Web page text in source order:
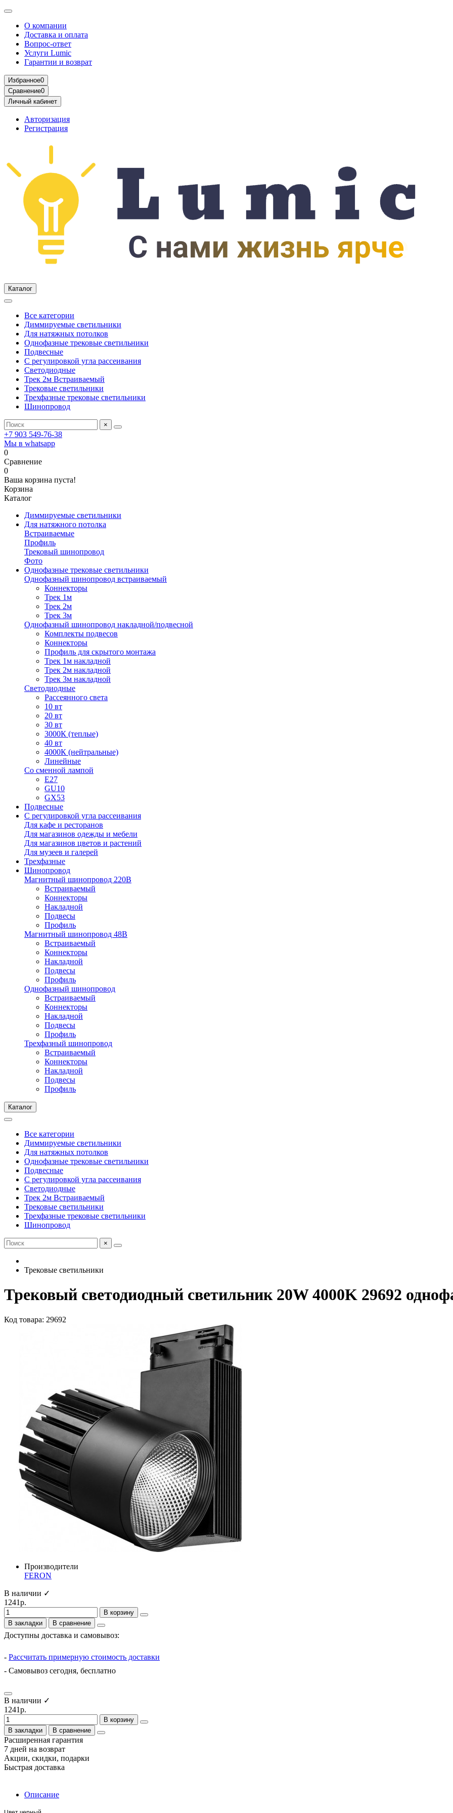
О компании
Доставка и оплата
Вопрос-ответ
Услуги Lumic
Гарантии и возврат
Избранное0
Сравнение0
Личный кабинет
Авторизация
Регистрация
Каталог
Все категории
Диммируемые светильники
Для натяжных потолков
Однофазные трековые светильники
Подвесные
С регулировкой угла рассеивания
Светодиодные
Трек 2м Встраиваемый
Трековые светильники
Трехфазные трековые светильники
Шинопровод
×
+7 903 549-76-38
Мы в whatsapp
0
Сравнение
0
Ваша корзина пуста!
Корзина
Каталог
Диммируемые светильники
Для натяжного потолка
Встраиваемые
Профиль
Трековый шинопровод
Фото
Однофазные трековые светильники
Однофазный шинопровод встраиваемый
Коннекторы
Трек 1м
Трек 2м
Трек 3м
Однофазный шинопровод накладной/подвесной
Комплекты подвесов
Коннекторы
Профиль для скрытого монтажа
Трек 1м накладной
Трек 2м накладной
Трек 3м накладной
Светодиодные
Рассеянного света
10 вт
20 вт
30 вт
3000К (теплые)
40 вт
4000К (нейтральные)
Линейные
Со сменной лампой
E27
GU10
GX53
Подвесные
С регулировкой угла рассеивания
Для кафе и ресторанов
Для магазинов одежды и мебели
Для магазинов цветов и растений
Для музеев и галерей
Трехфазные
Шинопровод
Магнитный шинопровод 220В
Встраиваемый
Коннекторы
Накладной
Подвесы
Профиль
Магнитный шинопровод 48В
Встраиваемый
Коннекторы
Накладной
Подвесы
Профиль
Однофазный шинопровод
Встраиваемый
Коннекторы
Накладной
Подвесы
Профиль
Трехфазный шинопровод
Встраиваемый
Коннекторы
Накладной
Подвесы
Профиль
Каталог
Все категории
Диммируемые светильники
Для натяжных потолков
Однофазные трековые светильники
Подвесные
С регулировкой угла рассеивания
Светодиодные
Трек 2м Встраиваемый
Трековые светильники
Трехфазные трековые светильники
Шинопровод
×
Трековые светильники
Трековый светодиодный светильник 20W 4000K 29692
Код товара: 29692
Производители
FERON
В наличии ✓
1241р.
В корзину
В закладки
В сравнение
Доступны доставка и самовывоз:
- Рассчитать примерную стоимость доставки
- Самовывоз сегодня, бесплатно
В наличии ✓
1241р.
В корзину
В закладки
В сравнение
Расширенная гарантия
7 дней на возврат
Акции, скидки, подарки
Быстрая доставка
Описание